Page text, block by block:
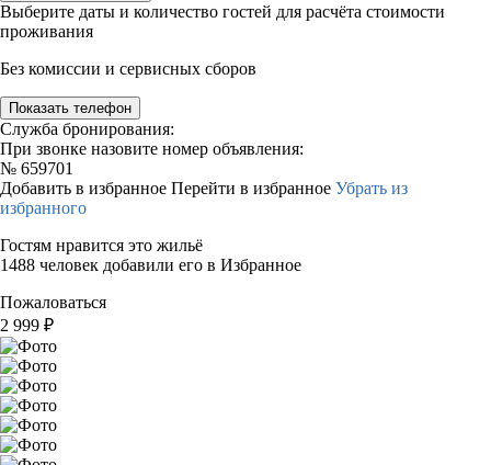
Выберите даты и количество гостей для расчёта стоимости
проживания
Без комиссии и сервисных сборов
Показать телефон
Служба бронирования:
При звонке назовите номер объявления:
№ 659701
Добавить в избранное Перейти в избранное Убрать из
избранного
Гостям нравится это жильё
1488 человек добавили его в Избранное
Пожаловаться
2 999 ₽